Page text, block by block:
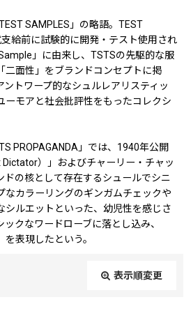
SAMPLES」の略語。TEST
給前に試験的に開発・テスト使用され
」に由来し、TSTSの先駆的な服
二面性」をブランドコンセプトに掲
トワープ的なシュルレアリスティッ
ーモアと社会批評性をもったコレクシ
PROPAGANDA」では、1940年公開
）」およびチャーリー・チャッ
ドの核として存在するシュールでシニ
なカラーリングのギンガムチェックや
シルエットといった、幼児性を感じさ
クなワードローブに落とし込み、
を表現したという。
表示順変更